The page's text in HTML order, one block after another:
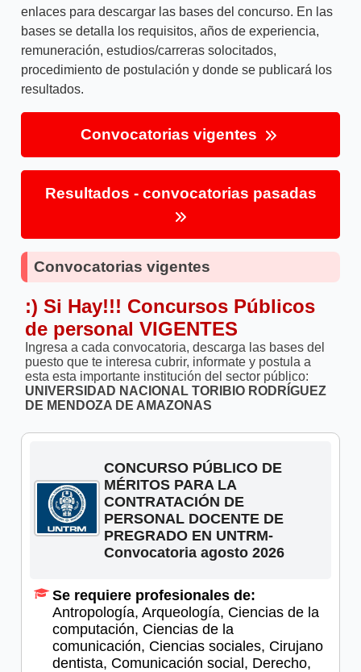
enlaces para descargar las bases del concurso. En las
bases se detalla los requisitos, años de experiencia,
remuneración, estudios/carreras solocitados,
procedimiento de postulación y donde se publicará los
resultados.
Convocatorias vigentes
Resultados - convocatorias pasadas
Convocatorias vigentes
:) Si Hay!!! Concursos Públicos
de personal VIGENTES
Ingresa a cada convocatoria, descarga las bases del
puesto que te interesa cubrir, informate y postula a
esta esta importante institución del sector público:
UNIVERSIDAD NACIONAL TORIBIO RODRÍGUEZ
DE MENDOZA DE AMAZONAS
CONCURSO PÚBLICO DE
MÉRITOS PARA LA
CONTRATACIÓN DE
PERSONAL DOCENTE DE
PREGRADO EN UNTRM-
Convocatoria agosto 2026
Se requiere profesionales de:
Antropología, Arqueología, Ciencias de la
computación, Ciencias de la
comunicación, Ciencias sociales, Cirujano
dentista, Comunicación social, Derecho,